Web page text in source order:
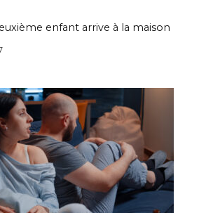
enfant arrive à la maison